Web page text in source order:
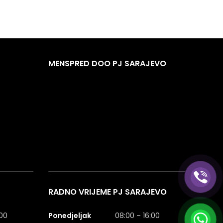
MENSPRED DOO PJ SARAJEVO
RADNO VRIJEME PJ SARAJEVO
Ponedjeljak 08:00 – 16:00